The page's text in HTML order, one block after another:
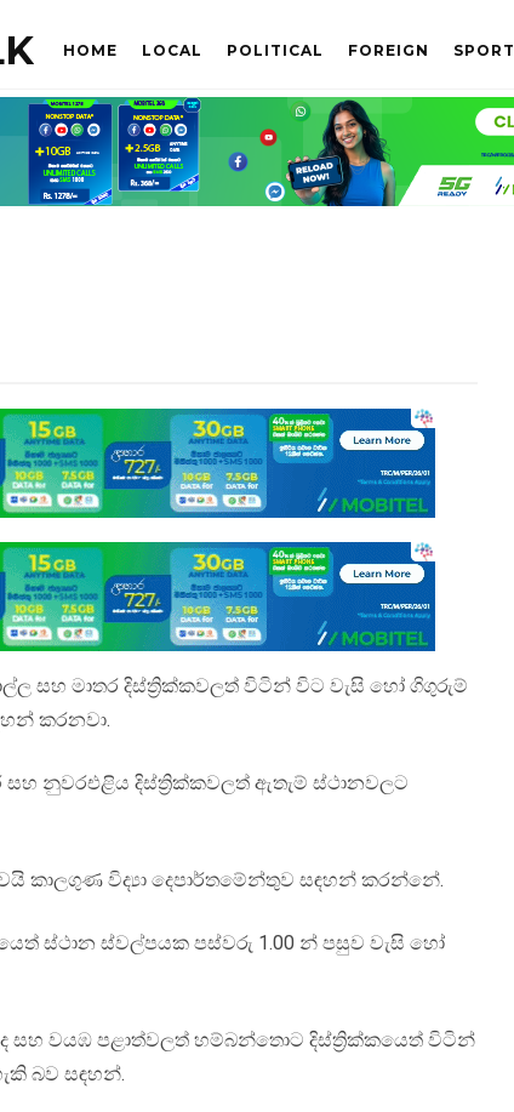
HOME LOCAL POLITICAL FOREIGN SPORT
සහ මාතර දිස්ත්‍රික්කවලත් විටින් විට වැසි හෝ ගිගුරුම්
කරනවා.
සහ නුවරඑළිය දිස්ත්‍රික්කවලත් ඇතැම් ස්ථානවලට
කාලගුණ විද්‍යා දෙපාර්තමේන්තුව සඳහන් කරන්නේ.
ස්ථාන ස්වල්පයක පස්වරු 1.00 න් පසුව වැසි හෝ
සහ වයඹ පළාත්වලත් හම්බන්තොට දිස්ත්‍රික්කයෙත් විටින්
බව සඳහන්.